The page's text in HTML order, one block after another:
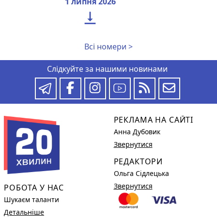

Всі номери >
Слідкуйте за нашими новинами
РОБОТА У НАС
Шукаєм таланти
Детальніше
РЕКЛАМА НА САЙТІ
Анна Дубовик
Звернутися
РЕДАКТОРИ
Ольга Сідлецька
Звернутися